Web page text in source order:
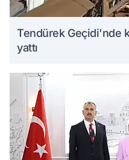
Tendürek Geçidi'nde
yattı